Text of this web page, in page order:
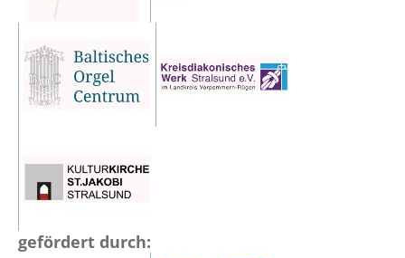
gefördert durch: